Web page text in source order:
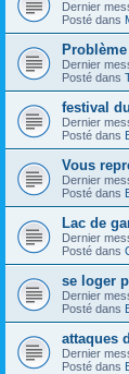
Dernier
Posté dans
Dernier
Posté dans
festival
Dernier
Posté dans
Vous
Dernier
Posté dans
Lac de
Dernier
Posté dans
se loger
Dernier
Posté dans
attaques
Dernier
Posté dans